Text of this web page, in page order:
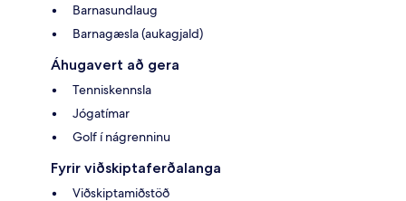
Barnasundlaug
Barnagæsla (aukagjald)
Áhugavert að gera
Tenniskennsla
Jógatímar
Golf í nágrenninu
Fyrir viðskiptaferðalanga
Viðskiptamiðstöð